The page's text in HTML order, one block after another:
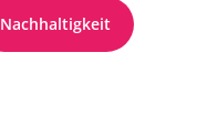
Nachhaltigkeit